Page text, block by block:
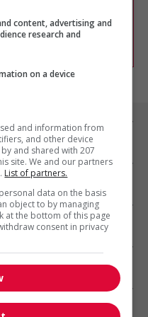
vousinscrivant
content, advertising and
research and
on a device
and information from
and other device
and shared with 207
site. We and our partners
List of partners.
data on the basis
object to by managing
at the bottom of this page
consent in privacy